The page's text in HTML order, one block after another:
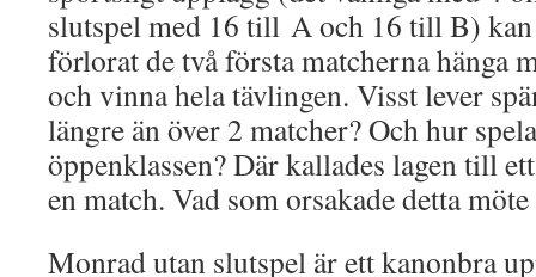
slutspel med 16 till A och 16 till B)
förlorat de två första matcherna hänga
och vinna hela tävlingen. Visst lever
längre än över 2 matcher? Och hur
öppenklassen? Där kallades lagen till
en match. Vad som orsakade detta
Monrad utan slutspel är ett kanonbra